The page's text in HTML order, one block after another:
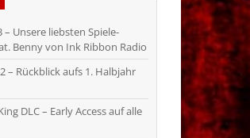
Unsere liebsten Spiele-
Benny von Ink Ribbon Radio
– Rückblick aufs 1. Halbjahr
DLC – Early Access auf alle